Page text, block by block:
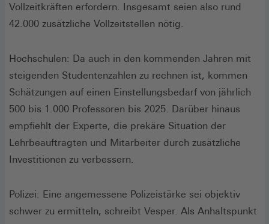
Vollzeitkräften erfordern. Insgesamt seien also rund
42.000 zusätzliche Vollzeitstellen nötig.
Hochschulen: Da auch in den kommenden Jahren mit
steigenden Studentenzahlen zu rechnen ist, kommen
Schätzungen auf einen Einstellungsbedarf von jährlich
500 bis 1.000 Professoren bis 2025. Darüber hinaus
empfiehlt der Experte, die prekäre Situation der
Lehrbeauftragten und Mitarbeiter durch zusätzliche
Investitionen zu verbessern.
Polizei: Eine angemessene Polizeistärke sei objektiv
schwer zu ermitteln, schreibt Vesper. Als Anhaltspunkt